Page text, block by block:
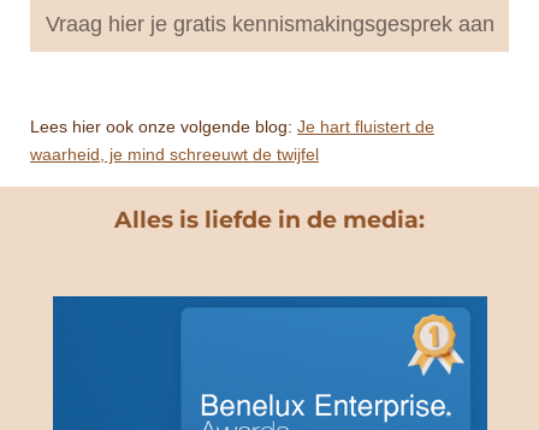
Vraag hier je gratis kennismakingsgesprek aan
Lees hier ook onze volgende blog: Je hart fluistert de
waarheid, je mind schreeuwt de twijfel
Alles is liefde in de media: